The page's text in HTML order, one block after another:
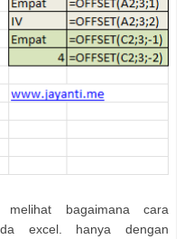
bagaimana cara
excel. hanya dengan